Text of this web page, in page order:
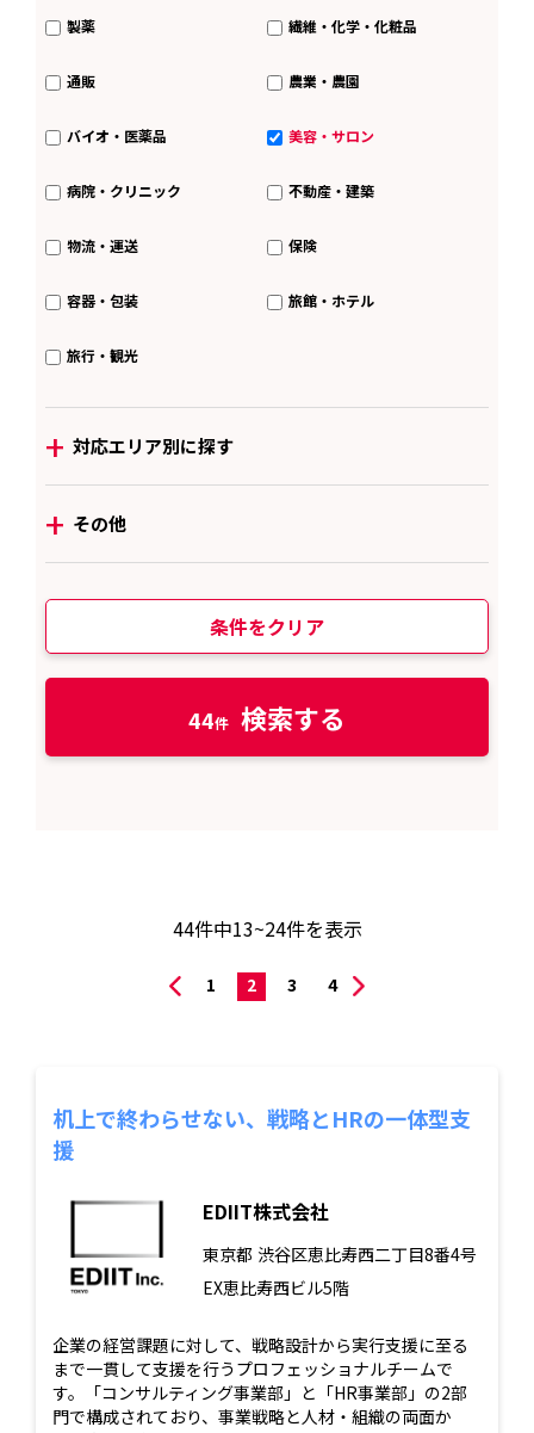
製薬 繊維・化学・化粧品
通販 農業・農園
バイオ・医薬品 美容・サロン
病院・クリニック 不動産・建築
物流・運送 保険
容器・包装 旅館・ホテル
旅行・観光
+ 対応エリア別に探す
+ その他
条件をクリア
44 検索する
44件中13~24件を表示
1 2 3 4
机上で終わらせない、戦略とHRの一体型支
援
EDIIT株式会社
東京都 渋谷区恵比寿西二丁目8番4号
EX恵比寿西ビル5階
企業の経営課題に対して、戦略設計から実行支援に至る
まで一貫して支援を行うプロフェッショナルチームで
す。「コンサルティング事業部」と「HR事業部」の2部
門で構成されており、事業戦略と人材・組織の両面か